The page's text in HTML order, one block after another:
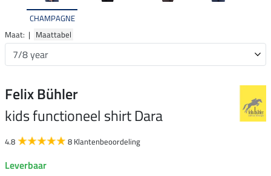
CHAMPAGNE
Maat: | Maattabel
Felix Bühler
kids functioneel shirt Dara
4.8 8 Klantenbeoordeling
Leverbaar